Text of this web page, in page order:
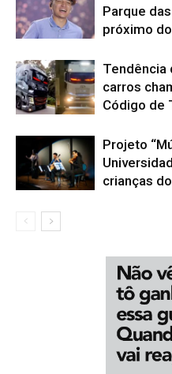
Parque
próximo
Tendência
carros
Código de
Projeto
crianças